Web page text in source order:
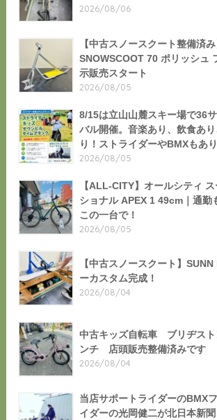
2026/08/06
【中古スノースクート整備済
SNOWSCOOT 70 ポリッシュ
示販売スタート
2026/08/05
8/15は立山山麓スキー場で36
バル開催。音楽あり、飲食あ
り！ストライダーやBMXもあり
2026/08/05
【ALL-CITY】オールシティ
ショナル APEX 1 49cm｜通勤
この一台で！
2026/08/05
【中古スノースクート】
ーカスタム完成！
2026/08/04
中古キッズ自転車 ブリヂス
ンチ 店頭販売整備済みです
2026/08/04
当店サポートライダーのBMX
イダーの光岡健二が北日本新